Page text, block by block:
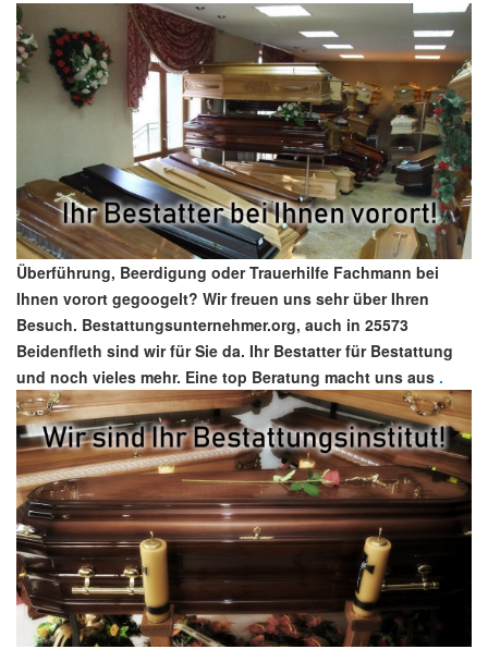
Überführung, Beerdigung oder Trauerhilfe Fachmann bei
Ihnen vorort gegoogelt? Wir freuen uns sehr über Ihren
Besuch. Bestattungsunternehmer.org, auch in 25573
Beidenfleth sind wir für Sie da. Ihr Bestatter für Bestattung
und noch vieles mehr. Eine top Beratung macht uns aus .